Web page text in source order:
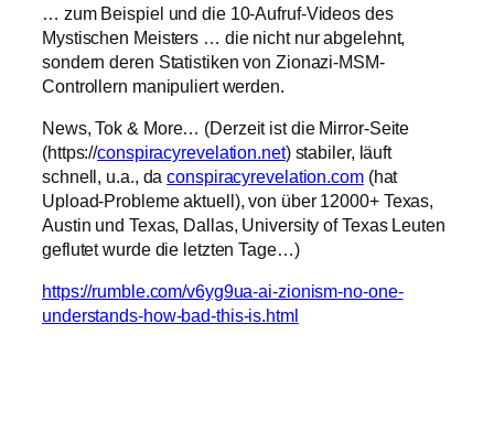
… zum Beispiel und die 10-Aufruf-Videos des
Mystischen Meisters … die nicht nur abgelehnt,
sondern deren Statistiken von Zionazi-MSM-
Controllern manipuliert werden.
News, Tok & More… (Derzeit ist die Mirror-Seite
(https://conspiracyrevelation.net) stabiler, läuft
schnell, u.a., daconspiracyrevelation.com(hat
Upload-Probleme aktuell), von über 12000+ Texas,
Austin und Texas, Dallas, University of Texas Leuten
geflutet wurde die letzten Tage…)
https://rumble.com/v6yg9ua-ai-zionism-no-one-
understands-how-bad-this-is.html